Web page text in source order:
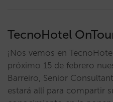
TecnoHotel
¡Nos vemos en
próximo 15 de febrero
Barreiro, Senior
estará allí para compartir